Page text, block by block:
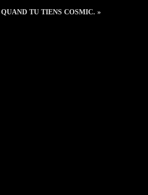
QUAND TU TIENS COSMIC. »